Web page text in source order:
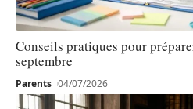
Conseils pratiques pour
septembre
Parents 04/07/2026